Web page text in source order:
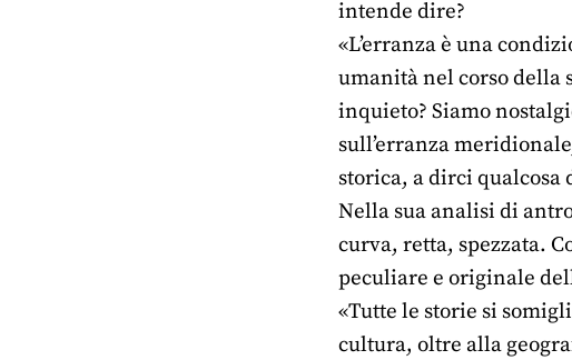
intende dire?
«L’erranza è una
umanità nel corso della
inquieto? Siamo
sull’erranza
storica, a dirci qualcosa
Nella sua analisi di
curva, retta, spezzata.
peculiare e originale
«Tutte le storie si
cultura, oltre alla